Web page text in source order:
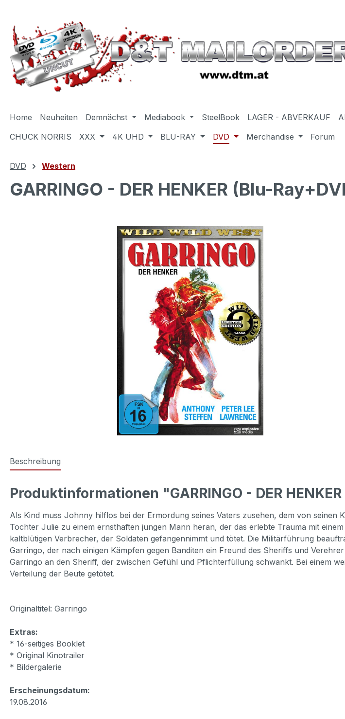
Home Neuheiten Demnächst Mediabook SteelBook LAGER - ABVERKAUF
CHUCK NORRIS
XXX 4K UHD BLU-RAY DVD Merchandise Forum
DVD Western
GARRINGO - DER HENKER (Blu-
Beschreibung
Produktinformationen "GARRINGO - DER
Als Kind muss Johnny hilflos bei der Ermordung seines Vaters zusehen, dem von
Tochter Julie zu einem ernsthaften jungen Mann heran, der das erlebte Trauma mit
kaltblütigen Verbrecher, der Soldaten gefangennimmt und tötet. Die Militärführung
Garringo, der nach einigen Kämpfen gegen Banditen ein Freund des Sheriffs und
Garringo an den Sheriff, der zwischen Gefühl und Pflichterfüllung schwankt. Bei einem
Verteilung der Beute getötet.
Originaltitel: Garringo
Extras:
* 16-seitiges Booklet
* Original Kinotrailer
* Bildergalerie
Erscheinungsdatum:
19.08.2016